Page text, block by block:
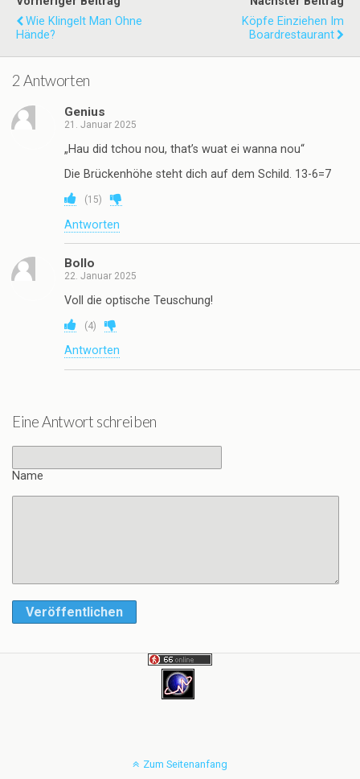
Wie Klingelt Man Ohne
Hände?
Köpfe Einziehen Im
Boardrestaurant
2 Antworten
Genius
21. Januar 2025
„Hau did tchou nou, that’s wuat ei wanna nou“
Die Brückenhöhe steht dich auf dem Schild. 13-6=7
(15)
Antworten
Bollo
22. Januar 2025
Voll die optische Teuschung!
(4)
Antworten
Eine Antwort schreiben
Name
Veröffentlichen
Zum Seitenanfang